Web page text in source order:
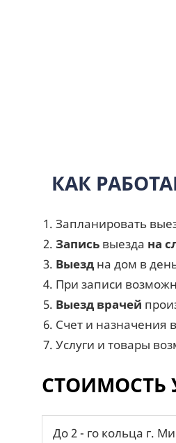
КАК
Запланировать
Запись выезда на
Выезд на дом в
При записи
Выезд врачей
Счет и назначения
Услуги и товары
СТОИМОСТЬ
До 2 - го кольца г.